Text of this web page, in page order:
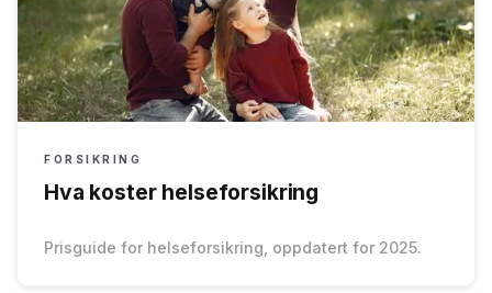
FORSIKRING
Hva koster helseforsikring
Prisguide for helseforsikring, oppdatert for 2025.